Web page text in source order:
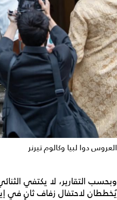
العروس دوا لبيا وكالوم تيرنر
وبحسب التقارير، لا يكتفي